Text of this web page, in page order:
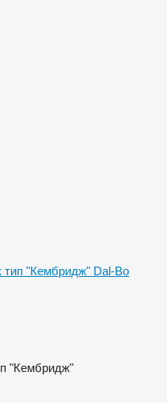
тип "Кембридж" Dal-Bo
"Кембридж"